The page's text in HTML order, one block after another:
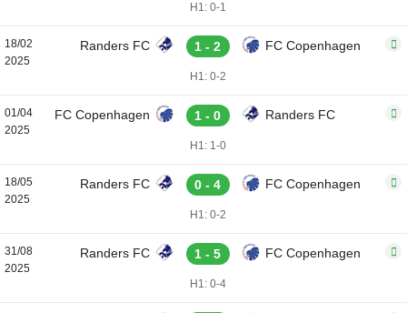
H1: 0-1
18/02
2025
Randers FC 1 - 2 FC Copenhagen
H1: 0-2
01/04
2025
FC Copenhagen 1 - 0 Randers FC
H1: 1-0
18/05
2025
Randers FC 0 - 4 FC Copenhagen
H1: 0-2
31/08
2025
Randers FC 1 - 5 FC Copenhagen
H1: 0-4